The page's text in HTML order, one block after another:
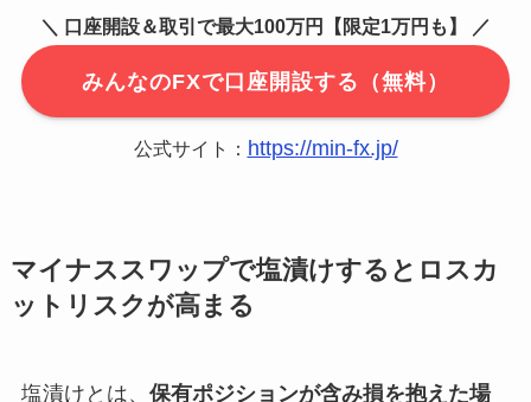
＼ 口座開設＆取引で最大100万円【限定1万円も】 ／
みんなのFXで口座開設する（無料）
公式サイト： https://min-fx.jp/
マイナススワップで塩漬けするとロスカ
ットリスクが高まる
塩漬けとは、 保有ポジションが含み損を抱えた場